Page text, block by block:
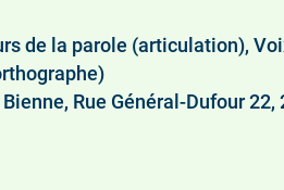
de la parole (articulation),
Rue Général-Dufour